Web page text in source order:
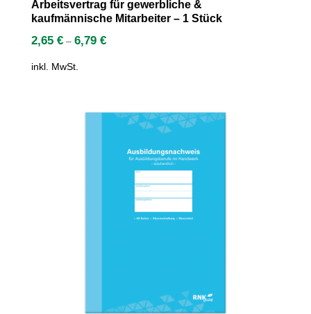
Arbeitsvertrag für gewerbliche &
kaufmännische Mitarbeiter – 1 Stück
2,65 €– 6,79 €
inkl. MwSt.